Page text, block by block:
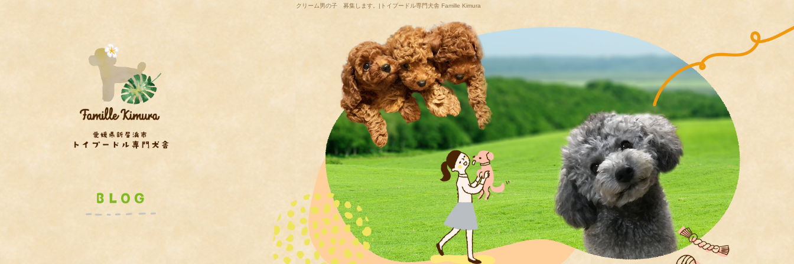
クリーム男の子 募集します。|トイプードル専門犬舎 Famille Kimura